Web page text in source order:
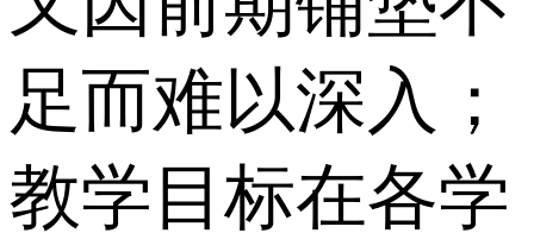
足而难以深入；
教学目标在各学